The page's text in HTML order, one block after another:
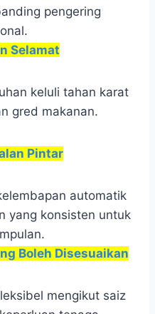
pengering
Selamat
keluli tahan karat
gred makanan.
Pintar
automatik
yang konsisten untuk
Boleh Disesuaikan
mengikut saiz